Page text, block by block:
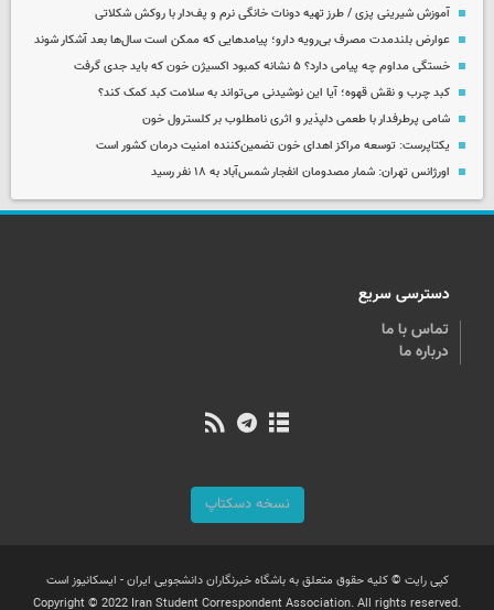
آموزش شیرینی پزی / طرز تهیه دونات خانگی نرم و پف‌دار با روکش شکلاتی
عوارض بلندمدت مصرف بی‌رویه دارو؛ پیامدهایی که ممکن است سال‌ها بعد آشکار شوند
خستگی مداوم چه پیامی دارد؟ ۵ نشانه کمبود اکسیژن خون که باید جدی گرفت
کبد چرب و نقش قهوه؛ آیا این نوشیدنی می‌تواند به سلامت کبد کمک کند؟
شامی پرطرفدار با طعمی دلپذیر و اثری نامطلوب بر کلسترول خون
یکتاپرست: توسعه مراکز اهدای خون تضمین‌کننده امنیت درمان کشور است
اورژانس تهران: شمار مصدومان انفجار شمس‌آباد به ۱۸ نفر رسید
دسترسی سریع
تماس با ما
درباره ما
نسخه دسکتاپ
کپی رایت © کلیه حقوق متعلق به باشگاه خبرنگاران دانشجویی ایران - ایسکانیوز است
Copyright © 2022 Iran Student Correspondent Association. All rights reserved.